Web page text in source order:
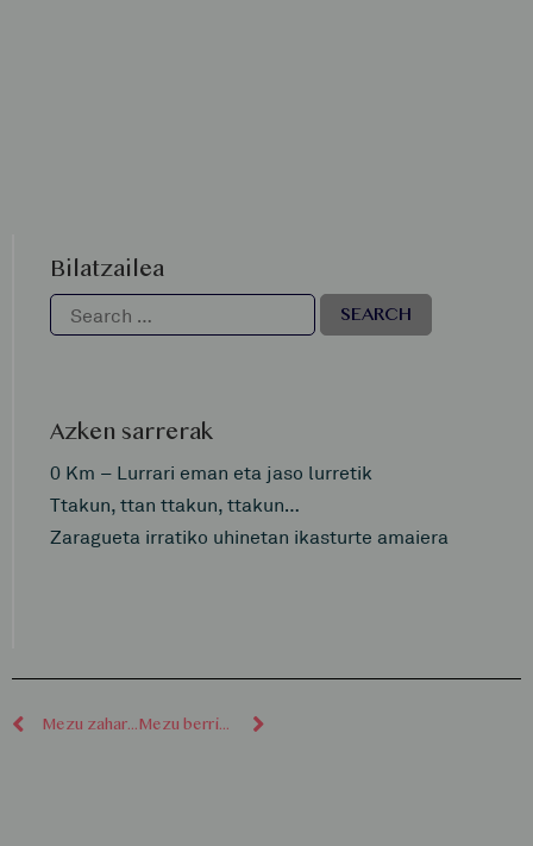
Bilatzailea
Azken sarrerak
0 Km – Lurrari eman eta jaso lurretik
Ttakun, ttan ttakun, ttakun…
Zaragueta irratiko uhinetan ikasturte amaiera
Mezu zaharragoak Mezu berriagoak